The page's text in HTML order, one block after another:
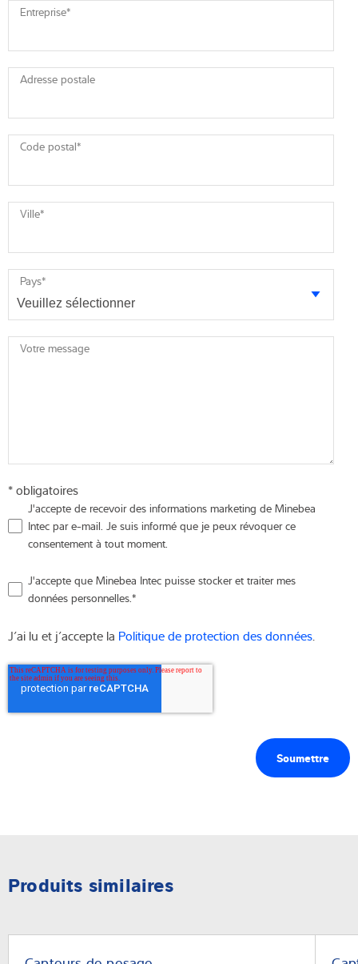
Entreprise*
Adresse postale
Code postal*
Ville*
Pays*
Votre message
* obligatoires
J'accepte de recevoir des informations marketing de Minebea
Intec par e-mail. Je suis informé que je peux révoquer ce
consentement à tout moment.
J'accepte que Minebea Intec puisse stocker et traiter mes
données personnelles.*
J’ai lu et j’accepte la Politique de protection des données.
Produits similaires